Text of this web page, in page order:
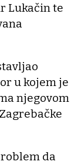
Lukačin te
u kojem je
njegovom
da